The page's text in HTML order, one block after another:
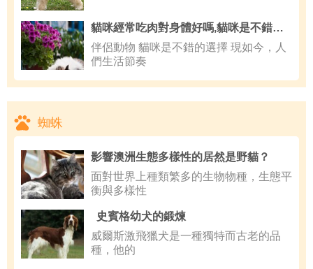
貓咪經常吃肉對身體好嗎,貓咪是不錯的選擇
伴侶動物 貓咪是不錯的選擇 現如今，人
們生活節奏
蜘蛛
影響澳洲生態多樣性的居然是野貓？
面對世界上種類繁多的生物物種，生態平
衡與多樣性
史賓格幼犬的鍛煉
威爾斯激飛獵犬是一種獨特而古老的品
種，他的